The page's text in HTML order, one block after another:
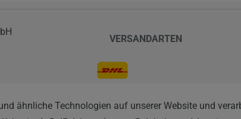
VERSANDARTEN
ZAHLARTEN
ähnliche Technologien auf unserer Website und